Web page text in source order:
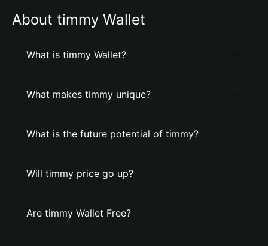
About timmy Wallet
What is timmy Wallet?
What makes timmy unique?
What is the future potential of timmy?
Will timmy price go up?
Are timmy Wallet Free?